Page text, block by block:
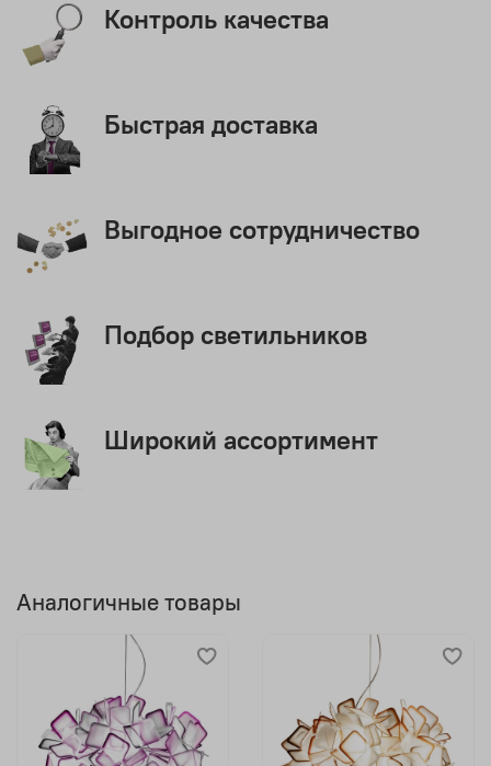
Контроль качества
Быстрая доставка
Выгодное сотрудничество
Подбор светильников
Широкий ассортимент
Аналогичные товары